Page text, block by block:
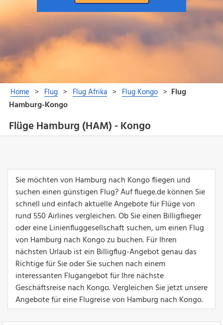
Flüge Hamburg (HAM) - Kongo
Sie möchten von Hamburg nach Kongo fliegen und
suchen einen günstigen Flug? Auf fluege.de können Sie
schnell und einfach aktuelle Angebote für Flüge von
rund 550 Airlines vergleichen. Ob Sie einen Billigflieger
oder eine Linienfluggesellschaft suchen, um einen Flug
von Hamburg nach Kongo zu buchen. Für Ihren
nächsten Urlaub ist ein Billigflug-Angebot genau das
Richtige für Sie oder Sie suchen nach einem
interessanten Flugangebot für Ihre nächste
Geschäftsreise nach Kongo. Vergleichen Sie jetzt unsere
Angebote für eine Flugreise von Hamburg nach Kongo.